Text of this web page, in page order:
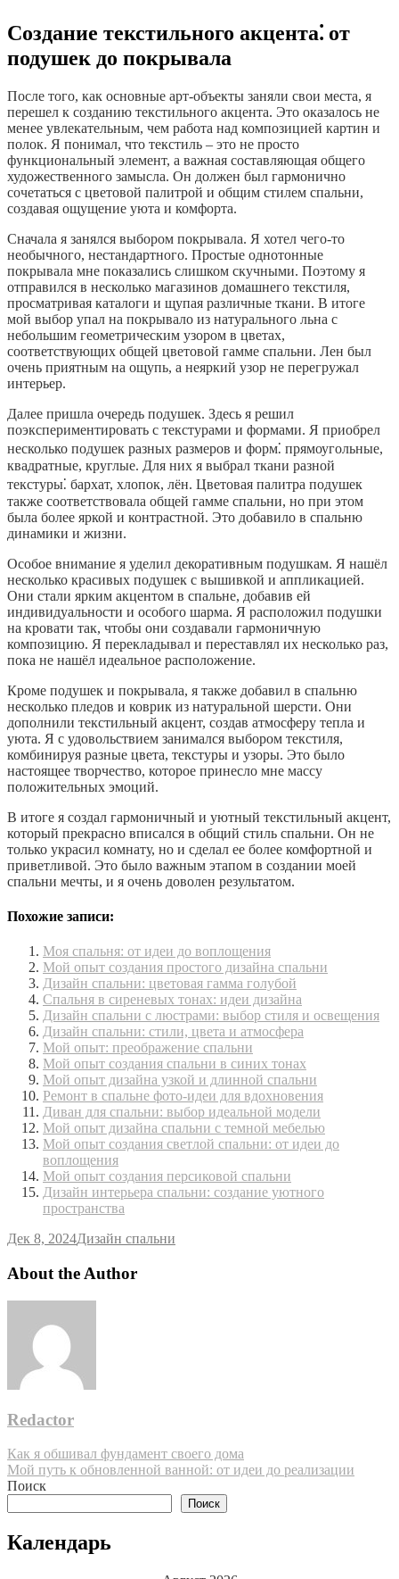
Создание текстильного акцента⁚ от
подушек до покрывала
После того, как основные арт-объекты заняли свои места, я
перешел к созданию текстильного акцента. Это оказалось не
менее увлекательным, чем работа над композицией картин и
полок. Я понимал, что текстиль – это не просто
функциональный элемент, а важная составляющая общего
художественного замысла. Он должен был гармонично
сочетаться с цветовой палитрой и общим стилем спальни,
создавая ощущение уюта и комфорта.
Сначала я занялся выбором покрывала. Я хотел чего-то
необычного, нестандартного. Простые однотонные
покрывала мне показались слишком скучными. Поэтому я
отправился в несколько магазинов домашнего текстиля,
просматривая каталоги и щупая различные ткани. В итоге
мой выбор упал на покрывало из натурального льна с
небольшим геометрическим узором в цветах,
соответствующих общей цветовой гамме спальни. Лен был
очень приятным на ощупь, а неяркий узор не перегружал
интерьер.
Далее пришла очередь подушек. Здесь я решил
поэкспериментировать с текстурами и формами. Я приобрел
несколько подушек разных размеров и форм⁚ прямоугольные,
квадратные, круглые. Для них я выбрал ткани разной
текстуры⁚ бархат, хлопок, лён. Цветовая палитра подушек
также соответствовала общей гамме спальни, но при этом
была более яркой и контрастной. Это добавило в спальню
динамики и жизни.
Особое внимание я уделил декоративным подушкам. Я нашёл
несколько красивых подушек с вышивкой и аппликацией.
Они стали ярким акцентом в спальне, добавив ей
индивидуальности и особого шарма. Я расположил подушки
на кровати так, чтобы они создавали гармоничную
композицию. Я перекладывал и переставлял их несколько раз,
пока не нашёл идеальное расположение.
Кроме подушек и покрывала, я также добавил в спальню
несколько пледов и коврик из натуральной шерсти. Они
дополнили текстильный акцент, создав атмосферу тепла и
уюта. Я с удовольствием занимался выбором текстиля,
комбинируя разные цвета, текстуры и узоры. Это было
настоящее творчество, которое принесло мне массу
положительных эмоций.
В итоге я создал гармоничный и уютный текстильный акцент,
который прекрасно вписался в общий стиль спальни. Он не
только украсил комнату, но и сделал ее более комфортной и
приветливой. Это было важным этапом в создании моей
спальни мечты, и я очень доволен результатом.
Похожие записи:
Моя спальня: от идеи до воплощения
Мой опыт создания простого дизайна спальни
Дизайн спальни: цветовая гамма голубой
Спальня в сиреневых тонах: идеи дизайна
Дизайн спальни с люстрами: выбор стиля и освещения
Дизайн спальни: стили, цвета и атмосфера
Мой опыт: преображение спальни
Мой опыт создания спальни в синих тонах
Мой опыт дизайна узкой и длинной спальни
Ремонт в спальне фото-идеи для вдохновения
Диван для спальни: выбор идеальной модели
Мой опыт дизайна спальни с темной мебелью
Мой опыт создания светлой спальни: от идеи до
воплощения
Мой опыт создания персиковой спальни
Дизайн интерьера спальни: создание уютного
пространства
Дек 8, 2024Дизайн спальни
About the Author
Redactor
Навигация
по
Как я обшивал фундамент своего дома
Мой путь к обновленной ванной: от идеи до реализации
Поиск
Поиск
Календарь